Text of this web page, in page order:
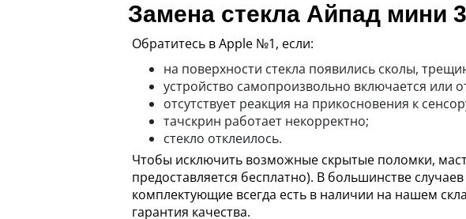
Замена стекла Айпад мини
Обратитесь в Apple №1, если:
на поверхности стекла появились сколы,
устройство самопроизвольно включается или
отсутствует реакция на прикосновения к
тачскрин работает некорректно;
стекло отклеилось.
Чтобы исключить возможные скрытые поломки,
предоставляется бесплатно). В большинстве
комплектующие всегда есть в наличии на нашем
гарантия качества.